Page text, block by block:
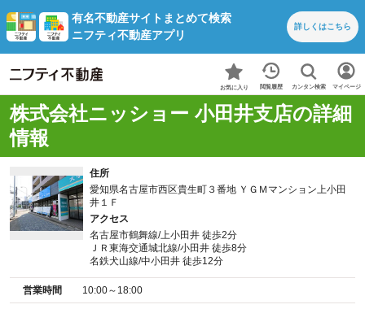
有名不動産サイトまとめて検索
ニフティ不動産アプリ
詳しくはこちら
お気に入り 閲覧履歴 カンタン検索 マイページ
株式会社ニッショー 小田井支店の詳細
情報
住所
愛知県名古屋市西区貴生町３番地 ＹＧＭマンション上小田
井１Ｆ
アクセス
名古屋市鶴舞線/上小田井 徒歩2分
ＪＲ東海交通城北線/小田井 徒歩8分
名鉄犬山線/中小田井 徒歩12分
営業時間 10:00～18:00